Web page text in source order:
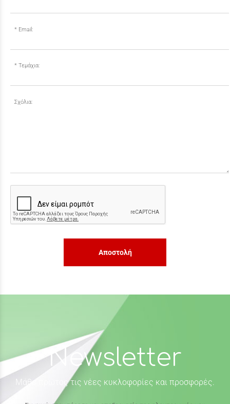
Email:
Τεμάχια:
Σχόλια:
Αποστολή
Newsletter
Μάθε πρώτος τις νέες κυκλοφορίες και προσφορές.